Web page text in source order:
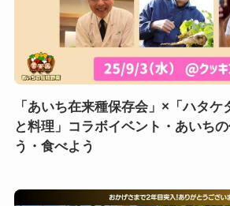
「あいち在来種保存会」×「ハタ
と料理」コラボイベント・あいち
う・食べよう